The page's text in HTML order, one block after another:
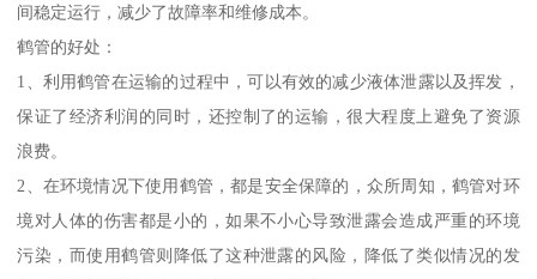
间稳定运行，减少了故障率和维修成本。
鹤管的好处：
1、利用鹤管在运输的过程中，可以有效的减少液体泄露以及挥发，
保证了经济利润的同时，还控制了的运输，很大程度上避免了资源
浪费。
2、在环境情况下使用鹤管，都是安全保障的，众所周知，鹤管对环
境对人体的伤害都是小的，如果不小心导致泄露会造成严重的环境
污染，而使用鹤管则降低了这种泄露的风险，降低了类似情况的发